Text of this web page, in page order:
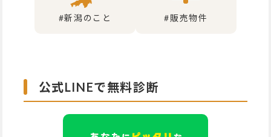
公式LINEで無料診断
#新潟のこと #販売物件